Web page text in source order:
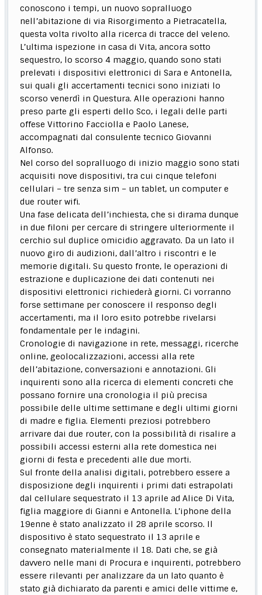
conoscono i tempi, un nuovo sopralluogo
nell’abitazione di via Risorgimento a Pietracatella,
questa volta rivolto alla ricerca di tracce del veleno.
L’ultima ispezione in casa di Vita, ancora sotto
sequestro, lo scorso 4 maggio, quando sono stati
prelevati i dispositivi elettronici di Sara e Antonella,
sui quali gli accertamenti tecnici sono iniziati lo
scorso venerdì in Questura. Alle operazioni hanno
preso parte gli esperti dello Sco, i legali delle parti
offese Vittorino Facciolla e Paolo Lanese,
accompagnati dal consulente tecnico Giovanni
Alfonso.
Nel corso del sopralluogo di inizio maggio sono stati
acquisiti nove dispositivi, tra cui cinque telefoni
cellulari – tre senza sim – un tablet, un computer e
due router wifi.
Una fase delicata dell’inchiesta, che si dirama dunque
in due filoni per cercare di stringere ulteriormente il
cerchio sul duplice omicidio aggravato. Da un lato il
nuovo giro di audizioni, dall’altro i riscontri e le
memorie digitali. Su questo fronte, le operazioni di
estrazione e duplicazione dei dati contenuti nei
dispositivi elettronici richiederà giorni. Ci vorranno
forse settimane per conoscere il responso degli
accertamenti, ma il loro esito potrebbe rivelarsi
fondamentale per le indagini.
Cronologie di navigazione in rete, messaggi, ricerche
online, geolocalizzazioni, accessi alla rete
dell’abitazione, conversazioni e annotazioni. Gli
inquirenti sono alla ricerca di elementi concreti che
possano fornire una cronologia il più precisa
possibile delle ultime settimane e degli ultimi giorni
di madre e figlia. Elementi preziosi potrebbero
arrivare dai due router, con la possibilità di risalire a
possibili accessi esterni alla rete domestica nei
giorni di festa e precedenti alle due morti.
Sul fronte della analisi digitali, potrebbero essere a
disposizione degli inquirenti i primi dati estrapolati
dal cellulare sequestrato il 13 aprile ad Alice Di Vita,
figlia maggiore di Gianni e Antonella. L’iphone della
19enne è stato analizzato il 28 aprile scorso. Il
dispositivo è stato sequestrato il 13 aprile e
consegnato materialmente il 18. Dati che, se già
davvero nelle mani di Procura e inquirenti, potrebbero
essere rilevanti per analizzare da un lato quanto è
stato già dichiarato da parenti e amici delle vittime e,